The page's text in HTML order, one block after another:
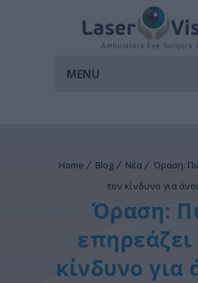
MENU
Home Blog Νέα
Όραση:
τον κίνδυνο για
Όραση:
επηρεάζει
κίνδυνο για